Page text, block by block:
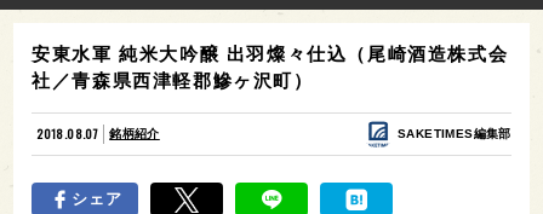
安東水軍 純米大吟醸 出羽燦々仕込（尾崎酒造株式会
社／青森県西津軽郡鰺ヶ沢町）
2018.08.07 銘柄紹介 SAKETIMES編集部
シェア